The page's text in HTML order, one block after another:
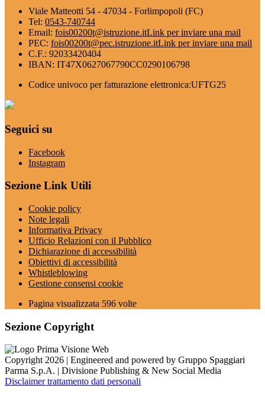
Viale Matteotti 54 - 47034 - Forlimpopoli (FC)
Tel: 0543-740744
Email: fois00200t@istruzione.itLink per inviare una mail
PEC: fois00200t@pec.istruzione.itLink per inviare una mail
C.F.: 92033420404
IBAN: IT47X0627067790CC0290106798
Codice univoco per fatturazione elettronica:UFTG25
Seguici su
Facebook
Instagram
Sezione Link Utili
Cookie policy
Note legali
Informativa Privacy
Ufficio Relazioni con il Pubblico
Dichiarazione di accessibilità
Obiettivi di accessibilità
Whistleblowing
Gestione consensi cookie
Pagina visualizzata 596 volte
Sezione Copyright
Copyright 2026 | Engineered and powered by Gruppo Spaggiari
Parma S.p.A. | Divisione Publishing & New Social Media
Disclaimer trattamento dati personali